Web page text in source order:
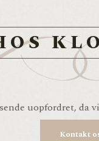
uopfordret, da
Kontakt